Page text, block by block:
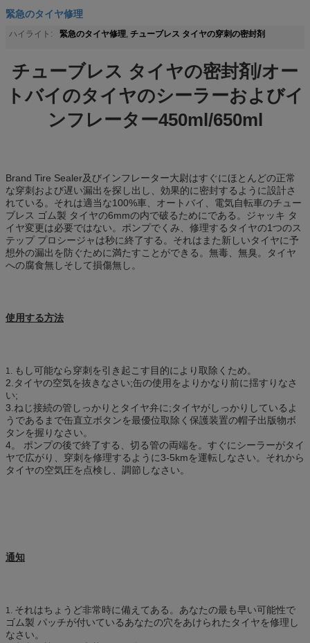
緊急のタイヤ修理
ハイライト: 緊急のタイヤ修理, チューブレス タイヤの穿刺の密封剤
チューブレス タイヤの密封剤/オー
トバイのタイヤのシーラーおよびイ
ンフレーター450ml/650ml
Brand Tire Sealer及びインフレーター大尉はすぐにほとんどの正常
な穿刺および遅い漏出を探し出し、効果的に密封するように設計さ
れている。それは適当な100%車、オートバイ、電気自転車のチュー
ブレス ゴム製 タイヤの6mmの内で破るためにである。ジャッキ タ
イヤ変更は必要ではない。ポンプでくみ、修理するタイヤの1つのス
テップ プロシージャは秒に終了する。それはまた新しいタイヤに予
想外の漏出を防ぐために満たすことができる。無毒、無臭。タイヤ
への腐食無しそして損傷無し。
使用する方法
1. もし可能なら穿刺を引き起こす目的により取除くため。
2.タイヤの空気を抜きなさい;缶の使用をよりかなり前に揺すりなさ
い;
3.ねじ接続の管しっかりとタイヤ弁に;タイヤがしっかりしているよ
うであるまで缶直立ボタンを最優位取除く保護装置の帽子出版物ボ
タンを握りなさい。
4。 ポンプの後で終了する、切る管の両端を。すぐにシーラーがタイ
ヤで広がり、穿刺を修理するように3-5kmを運転しなさい。それから
タイヤの空気圧を点検し、調節しなさい。
通知
1. それはちょうど非常時に備えてある。あなたの最も早い可能性で
ゴム製 パッチが付いているあなたの穴をあけられたタイヤを修理し
なさい。